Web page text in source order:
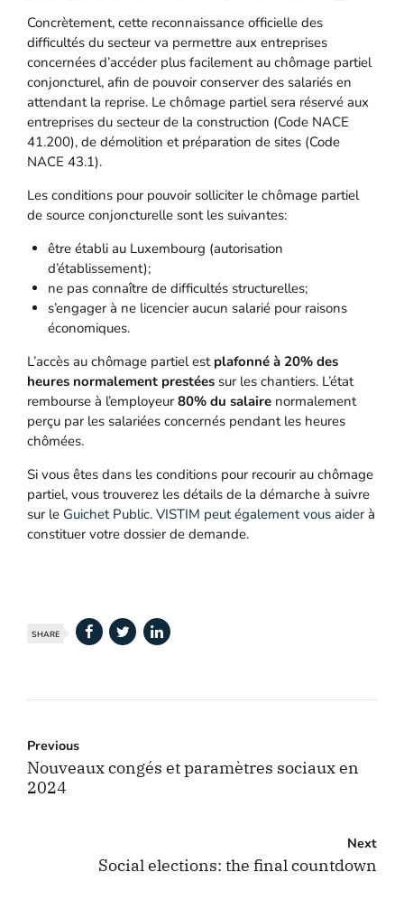
Concrètement, cette reconnaissance officielle des
difficultés du secteur va permettre aux entreprises
concernées d’accéder plus facilement au chômage partiel
conjoncturel, afin de pouvoir conserver des salariés en
attendant la reprise. Le chômage partiel sera réservé aux
entreprises du secteur de la construction (Code NACE
41.200), de démolition et préparation de sites (Code
NACE 43.1).
Les conditions pour pouvoir solliciter le chômage partiel
de source conjoncturelle sont les suivantes:
être établi au Luxembourg (autorisation
d’établissement);
ne pas connaître de difficultés structurelles;
s’engager à ne licencier aucun salarié pour raisons
économiques.
L’accès au chômage partiel est plafonné à 20% des
heures normalement prestées sur les chantiers. L’état
rembourse à l’employeur 80% du salaire normalement
perçu par les salariées concernés pendant les heures
chômées.
Si vous êtes dans les conditions pour recourir au chômage
partiel, vous trouverez les détails de la démarche à suivre
sur le Guichet Public. VISTIM peut également vous aiderà
constituer votre dossier de demande.
SHARE
Previous
Nouveaux congés et paramètres sociaux en
2024
Next
Social elections: the final countdown